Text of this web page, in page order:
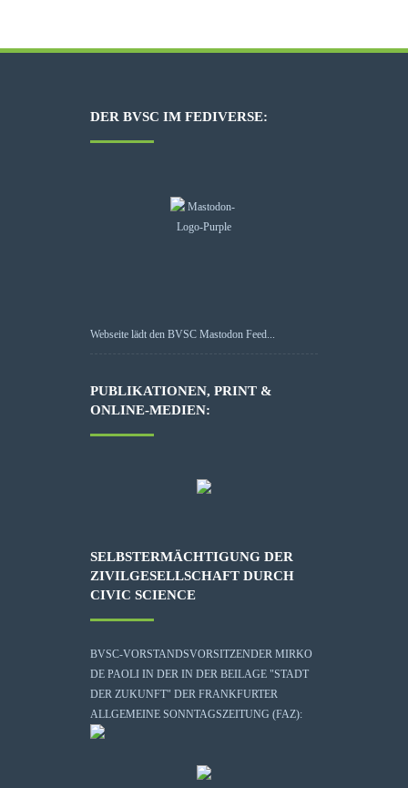
DER BVSC IM FEDIVERSE:
Webseite lädt den BVSC Mastodon Feed...
PUBLIKATIONEN, PRINT &
ONLINE-MEDIEN:
SELBSTERMÄCHTIGUNG DER
ZIVILGESELLSCHAFT DURCH
CIVIC SCIENCE
BVSC-VORSTANDSVORSITZENDER MIRKO
DE PAOLI IN DER IN DER BEILAGE "STADT
DER ZUKUNFT" DER FRANKFURTER
ALLGEMEINE SONNTAGSZEITUNG (FAZ):